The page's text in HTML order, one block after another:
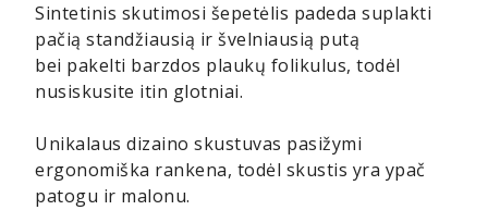
Sintetinis skutimosi šepetėlis padeda suplakti
pačią standžiausią ir švelniausią putą
bei pakelti barzdos plaukų folikulus, todėl
nusiskusite itin glotniai.
Unikalaus dizaino skustuvas pasižymi
ergonomiška rankena, todėl skustis yra ypač
patogu ir malonu.